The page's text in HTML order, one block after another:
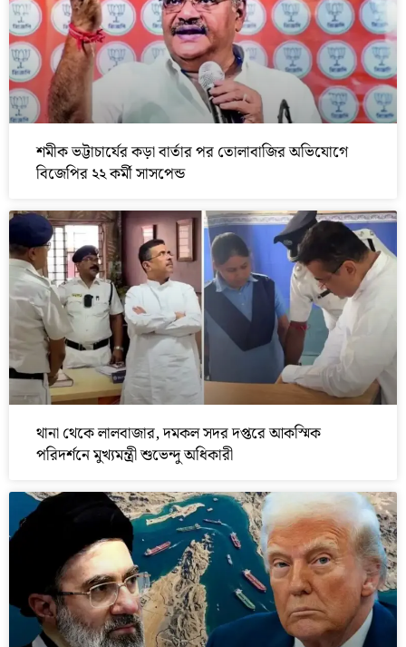
শমীক ভট্টাচার্যের কড়া বার্তার পর তোলাবাজির অভিযোগে
বিজেপির ২২ কর্মী সাসপেন্ড
থানা থেকে লালবাজার, দমকল সদর দপ্তরে আকস্মিক
পরিদর্শনে মুখ্যমন্ত্রী শুভেন্দু অধিকারী